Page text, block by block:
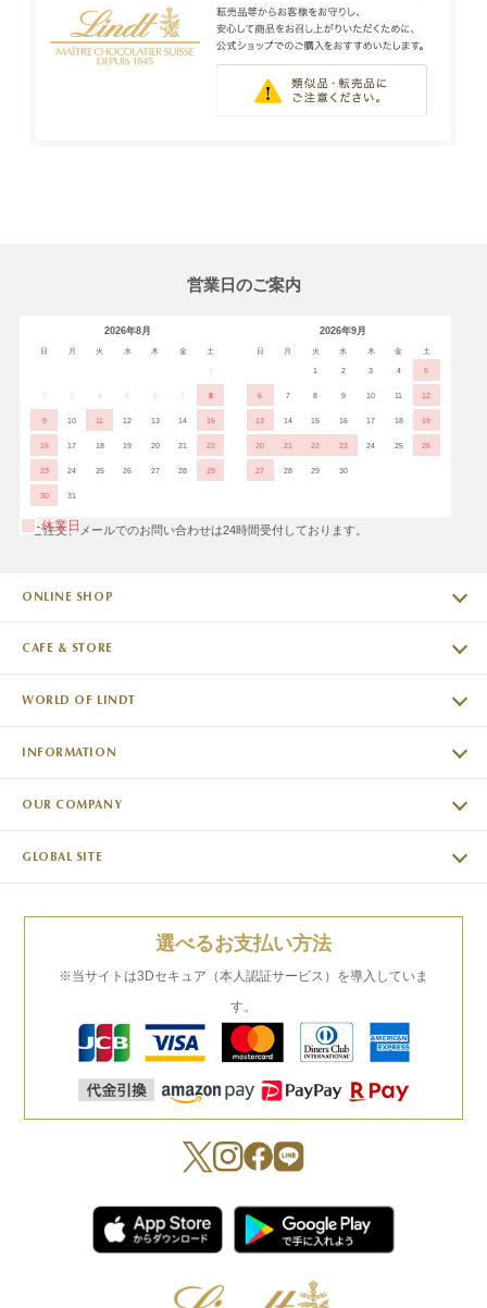
営業日のご案内
2026年8月
日 月 火 水 木 金 土
1
2 3 4 5 6 7 8
9 10 11 12 13 14 15
16 17 18 19 20 21 22
23 24 25 26 27 28 29
30 31
2026年9月
日 月 火 水 木 金 土
1 2 3 4 5
6 7 8 9 10 11 12
13 14 15 16 17 18 19
20 21 22 23 24 25 26
27 28 29 30
休業日
※ご注文、メールでのお問い合わせは24時間受付しております。
ONLINE SHOP
CAFE & STORE
WORLD OF LINDT
INFORMATION
OUR COMPANY
GLOBAL SITE
選べるお支払い方法
※当サイトは3Dセキュア（本人認証サービス）を導入していま
す。